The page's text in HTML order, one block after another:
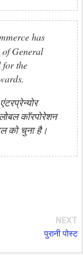
has
General
the
कॉरपोरेशन
को चुना है।
NEXT
पुरानी पोस्ट